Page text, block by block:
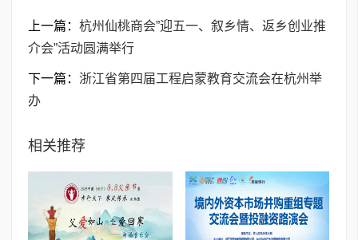
上一篇： 杭州仙桃商会”迎五一、叙乡情、返乡创业推
介会”活动圆满举行
下一篇： 浙江省第四届工程启蒙教育交流会在杭州举
办
相关推荐